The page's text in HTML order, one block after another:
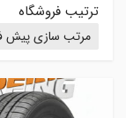
ترتیب فروشگاه